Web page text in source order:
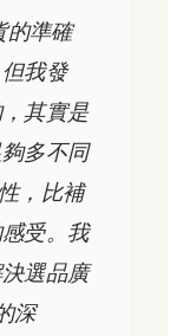
的準確
我發
其實是
多不同
，比補
受。我
選品廣
深